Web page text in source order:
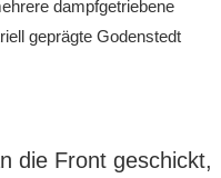
dampfgetriebene
geprägte Godenstedt
die Front geschickt,